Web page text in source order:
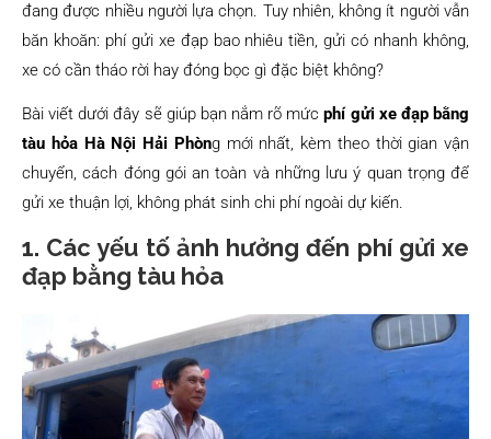
đang được nhiều người lựa chọn. Tuy nhiên, không ít người vẫn
băn khoăn: phí gửi xe đạp bao nhiêu tiền, gửi có nhanh không,
xe có cần tháo rời hay đóng bọc gì đặc biệt không?
Bài viết dưới đây sẽ giúp bạn nắm rõ mứcphí gửi xe đạp bằng
tàu hỏa Hà Nội Hải Phòng mới nhất, kèm theo thời gian vận
chuyển, cách đóng gói an toàn và những lưu ý quan trọng để
gửi xe thuận lợi, không phát sinh chi phí ngoài dự kiến.
1. Các yếu tố ảnh hưởng đến phí gửi xe
đạp bằng tàu hỏa